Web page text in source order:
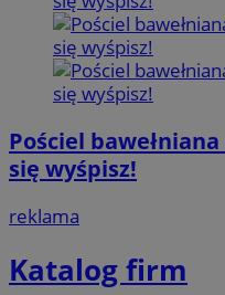
Pościel
się wyśpisz!
reklama
Katalog firm